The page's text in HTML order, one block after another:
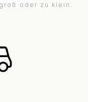
oder zu klein.